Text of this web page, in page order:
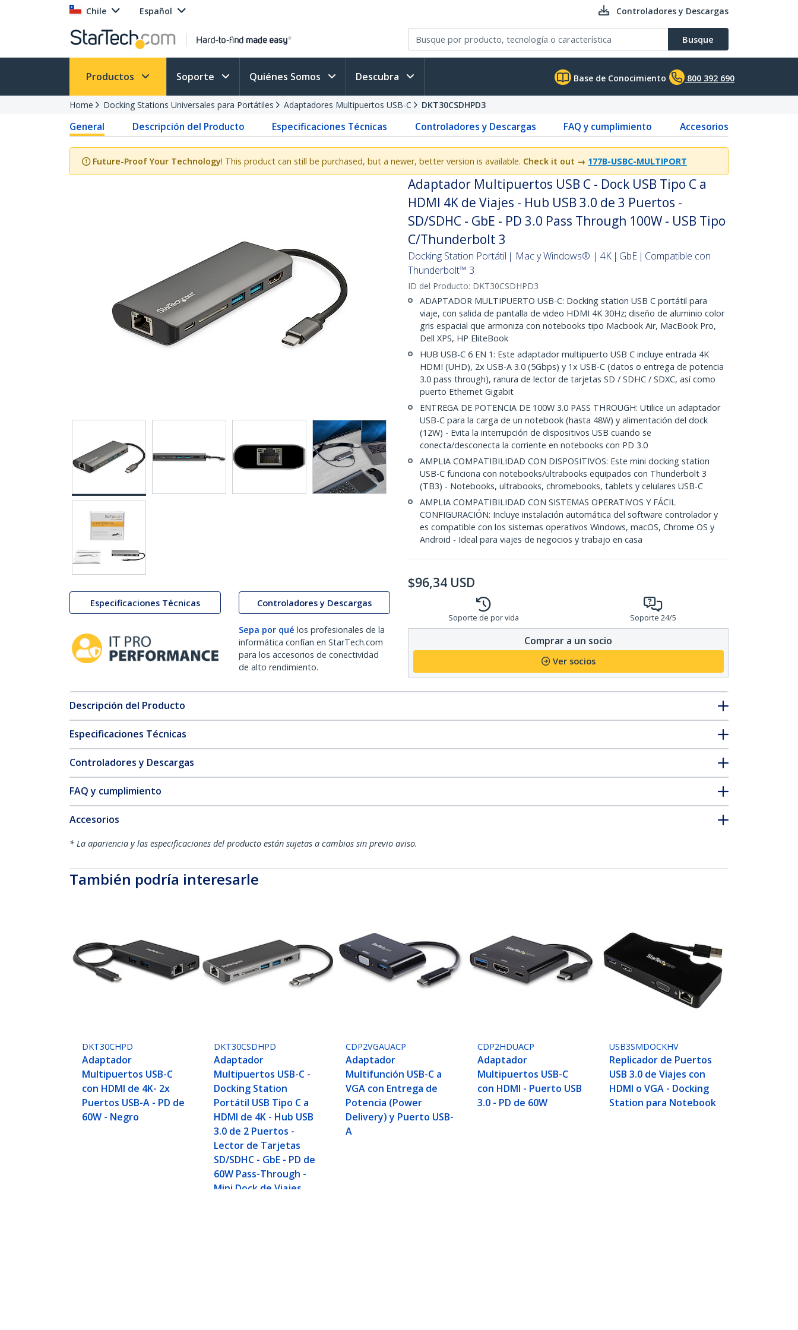
Chile Español Controladores y Descargas
Busque
Productos Soporte Quiénes Somos Descubra Base de Conocimiento 800 392 690
Home Docking Stations Universales para Portátiles Adaptadores Multipuertos USB-C DKT30CSDHPD3
General Descripción del Producto Especificaciones Técnicas Controladores y Descargas FAQ y cumplimiento Accesorios
Future-Proof Your Technology! This product can still be purchased, but a newer, better version is available. Check it out → 177B-USBC-MULTIPORT
Especificaciones Técnicas Controladores y Descargas
Sepa por qué los profesionales de la
informática confían en StarTech.com
para los accesorios de conectividad
de alto rendimiento.
Adaptador Multipuertos USB C - Dock USB Tipo C a
HDMI 4K de Viajes - Hub USB 3.0 de 3 Puertos -
SD/SDHC - GbE - PD 3.0 Pass Through 100W - USB Tipo
C/Thunderbolt 3
Docking Station Portátil | Mac y Windows® | 4K | GbE | Compatible con
Thunderbolt™ 3
ID del Producto: DKT30CSDHPD3
ADAPTADOR MULTIPUERTO USB-C: Docking station USB C portátil para
viaje, con salida de pantalla de video HDMI 4K 30Hz; diseño de aluminio color
gris espacial que armoniza con notebooks tipo Macbook Air, MacBook Pro,
Dell XPS, HP EliteBook
HUB USB-C 6 EN 1: Este adaptador multipuerto USB C incluye entrada 4K
HDMI (UHD), 2x USB-A 3.0 (5Gbps) y 1x USB-C (datos o entrega de potencia
3.0 pass through), ranura de lector de tarjetas SD / SDHC / SDXC, así como
puerto Ethernet Gigabit
ENTREGA DE POTENCIA DE 100W 3.0 PASS THROUGH: Utilice un adaptador
USB-C para la carga de un notebook (hasta 48W) y alimentación del dock
(12W) - Evita la interrupción de dispositivos USB cuando se
conecta/desconecta la corriente en notebooks con PD 3.0
AMPLIA COMPATIBILIDAD CON DISPOSITIVOS: Este mini docking station
USB-C funciona con notebooks/ultrabooks equipados con Thunderbolt 3
(TB3) - Notebooks, ultrabooks, chromebooks, tablets y celulares USB-C
AMPLIA COMPATIBILIDAD CON SISTEMAS OPERATIVOS Y FÁCIL
CONFIGURACIÓN: Incluye instalación automática del software controlador y
es compatible con los sistemas operativos Windows, macOS, Chrome OS y
Android - Ideal para viajes de negocios y trabajo en casa
$96,34 USD
Soporte de por vida Soporte 24/5
Comprar a un socio
Ver socios
Descripción del Producto
Especificaciones Técnicas
Controladores y Descargas
FAQ y cumplimiento
Accesorios
* La apariencia y las especificaciones del producto están sujetas a cambios sin previo aviso.
También podría interesarle
DKT30CHPD
Adaptador
Multipuertos USB-C
con HDMI de 4K- 2x
Puertos USB-A - PD de
60W - Negro
DKT30CSDHPD
Adaptador
Multipuertos USB-C -
Docking Station
Portátil USB Tipo C a
HDMI de 4K - Hub USB
3.0 de 2 Puertos -
Lector de Tarjetas
SD/SDHC - GbE - PD de
60W Pass-Through -
Mini Dock de Viajes
CDP2VGAUACP
Adaptador
Multifunción USB-C a
VGA con Entrega de
Potencia (Power
Delivery) y Puerto USB-
A
CDP2HDUACP
Adaptador
Multipuertos USB-C
con HDMI - Puerto USB
3.0 - PD de 60W
USB3SMDOCKHV
Replicador de Puertos
USB 3.0 de Viajes con
HDMI o VGA - Docking
Station para Notebook